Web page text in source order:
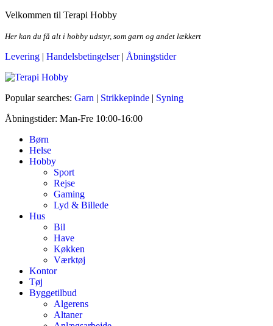
Skip
the
Velkommen til Terapi Hobby
Her kan du få alt i hobby udstyr, som garn og andet lækkert
Levering | Handelsbetingelser| Åbningstider
Terapi Hobby
Popular searches: Garn | Strikkepinde | Syning
Åbningstider: Man-Fre 10:00-16:00
Børn
Helse
Hobby
Sport
Rejse
Gaming
Lyd & Billede
Hus
Bil
Have
Køkken
Værktøj
Kontor
Tøj
Byggetilbud
Algerens
Altaner